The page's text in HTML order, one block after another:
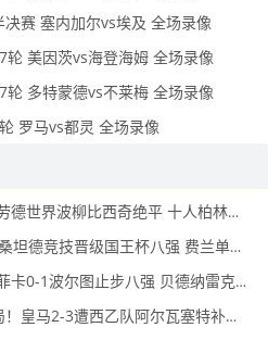
赛 塞内加尔vs埃及 全场录像
美因茨vs海登海姆 全场录像
多特蒙德vs不莱梅 全场录像
罗马vs都灵 全场录像
2026年01月16日 德甲-克劳德世界波柳比西奇绝平 十人柏林联合1-1奥格斯堡
2026年01月16日 巴萨2-0桑坦德竞技晋级国王杯八强 费兰单刀球破门亚马尔建功
2026年01月15日 葡杯-本菲卡0-1波尔图止步八强 贝德纳雷克制胜帕夫利季斯失良机
2026年01月15日 爆冷出局！皇马2-3遭西乙队阿尔瓦塞特补时绝杀 无缘国王杯8强